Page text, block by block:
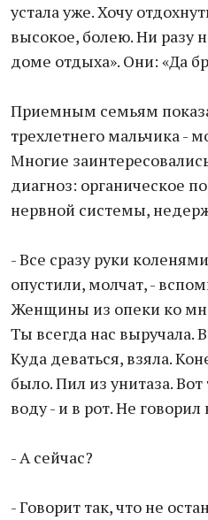
устала уже. Хочу
высокое, болею. Ни разу
доме отдыха». Они: «Да
Приемным семьям
трехлетнего мальчика -
Многие
диагноз: органическое
нервной системы,
- Все сразу руки
опустили, молчат, -
Женщины из опеки ко
Ты всегда нас выручала.
Куда деваться, взяла.
было. Пил из унитаза.
воду - и в рот. Не говорил
- А сейчас?
- Говорит так, что не